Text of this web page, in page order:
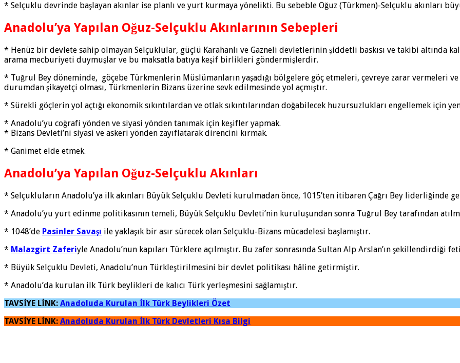
* Selçuklu devrinde başlayan akınlar ise planlı ve yurt kurmaya yönelikti. Bu sebeble Oğuz (Türkmen)-Selçuklu akınları
Anadolu’ya Yapılan Oğuz-Selçuklu Akınlarının Sebepleri
* Henüz bir devlete sahip olmayan Selçuklular, güçlü Karahanlı ve Gazneli devletlerinin şiddetli baskısı ve takibi altında
arama mecburiyeti duymuşlar ve bu maksatla batıya keşif birlikleri göndermişlerdir.
* Tuğrul Bey döneminde, göçebe Türkmenlerin Müslümanların yaşadığı bölgelere göç etmeleri, çevreye zarar vermeleri
durumdan şikayetçi olması, Türkmenlerin Bizans üzerine sevk edilmesinde yol açmıştır.
* Sürekli göçlerin yol açtığı ekonomik sıkıntılardan ve otlak sıkıntılarından doğabilecek huzursuzlukları engellemek için
* Anadolu’yu coğrafi yönden ve siyasi yönden tanımak için keşifler yapmak.
* Bizans Devleti’ni siyasi ve askeri yönden zayıflatarak direncini kırmak.
* Ganimet elde etmek.
Anadolu’ya Yapılan Oğuz-Selçuklu Akınları
* Selçukluların Anadolu’ya ilk akınları Büyük Selçuklu Devleti kurulmadan önce, 1015’ten itibaren Çağrı Bey liderliğinde
* Anadolu’yu yurt edinme politikasının temeli, Büyük Selçuklu Devleti’nin kuruluşundan sonra Tuğrul Bey tarafından
* 1048’de Pasinler Savaşı ile yaklaşık bir asır sürecek olan Selçuklu-Bizans mücadelesi başlamıştır.
* Malazgirt Zaferiyle Anadolu’nun kapıları Türklere açılmıştır. Bu zafer sonrasında Sultan Alp Arslan’ın şekillendirdiği
* Büyük Selçuklu Devleti, Anadolu’nun Türkleştirilmesini bir devlet politikası hâline getirmiştir.
* Anadolu’da kurulan ilk Türk beylikleri de kalıcı Türk yerleşmesini sağlamıştır.
TAVSİYE LİNK: Anadoluda Kurulan İlk Türk Beylikleri Özet
TAVSİYE LİNK: Anadoluda Kurulan İlk Türk Devletleri Kısa Bilgi